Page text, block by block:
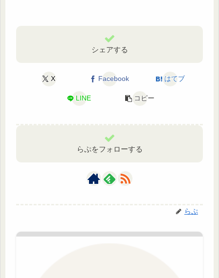
シェアする
X Facebook はてブ
LINE コピー
らぷをフォローする
らぷ